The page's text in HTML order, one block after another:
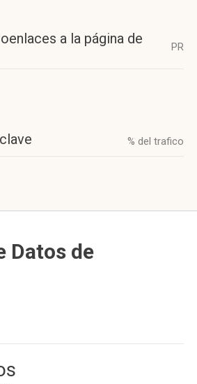
a la página de
PR
% del trafico
Datos de